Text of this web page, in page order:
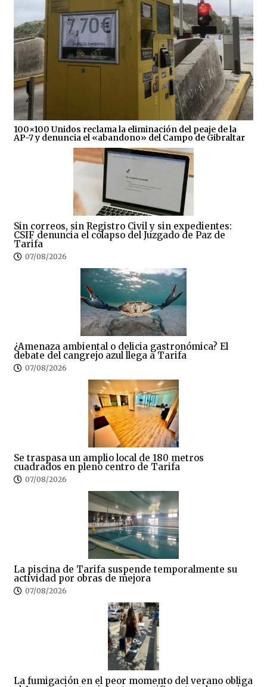
100×100 Unidos reclama la eliminación del peaje de la
AP-7 y denuncia el «abandono» del Campo de Gibraltar
Sin correos, sin Registro Civil y sin expedientes:
CSIF denuncia el colapso del Juzgado de Paz de
Tarifa
07/08/2026
¿Amenaza ambiental o delicia gastronómica? El
debate del cangrejo azul llega a Tarifa
07/08/2026
Se traspasa un amplio local de 180 metros
cuadrados en pleno centro de Tarifa
07/08/2026
La piscina de Tarifa suspende temporalmente su
actividad por obras de mejora
07/08/2026
La fumigación en el peor momento del verano obliga